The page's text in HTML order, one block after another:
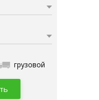
грузовой